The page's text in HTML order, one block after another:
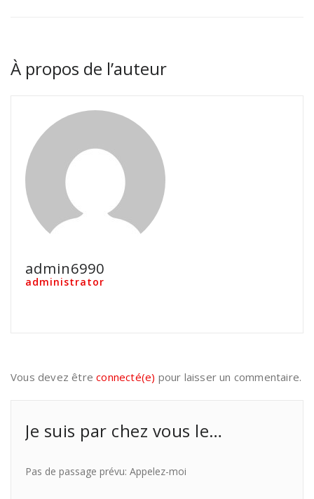
À propos de l’auteur
admin6990
administrator
Vous devez êtreconnecté(e) pour laisser un commentaire.
Je suis par chez vous le…
Pas de passage prévu: Appelez-moi